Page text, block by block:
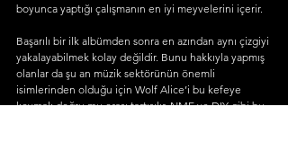
boyunca yaptığı çalışmanın en iyi meyvelerini içerir.
Başarılı bir ilk albümden sonra en azından aynı çizgiyi
yakalayabilmek kolay değildir. Bunu hakkıyla yapmış
olanlar da şu an müzik sektörünün önemli
isimlerinden olduğu için Wolf Alice’i bu kefeye
koymak doğru mu orası tartışılır. NME ve DIY gibi bu